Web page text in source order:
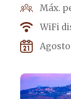
Máx.
WiFi